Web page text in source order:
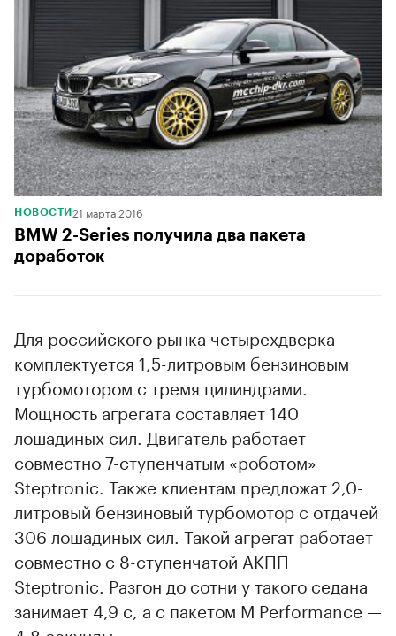
НОВОСТИ 21 марта 2016
BMW 2-Series получила два пакета
доработок
Для российского рынка четырехдверка
комплектуется 1,5-литровым бензиновым
турбомотором с тремя цилиндрами.
Мощность агрегата составляет 140
лошадиных сил. Двигатель работает
совместно 7-ступенчатым «роботом»
Steptronic. Также клиентам предложат 2,0-
литровый бензиновый турбомотор с отдачей
306 лошадиных сил. Такой агрегат работает
совместно с 8-ступенчатой АКПП
Steptronic. Разгон до сотни у такого седана
занимает 4,9 с, а с пакетом M Performance —